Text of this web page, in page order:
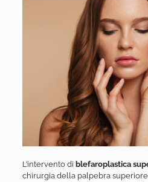
L’intervento di blefaroplastica
chirurgia della palpebra